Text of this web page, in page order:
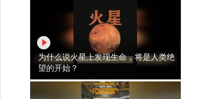
为什么说火星上发现生命，将是人类绝
望的开始？